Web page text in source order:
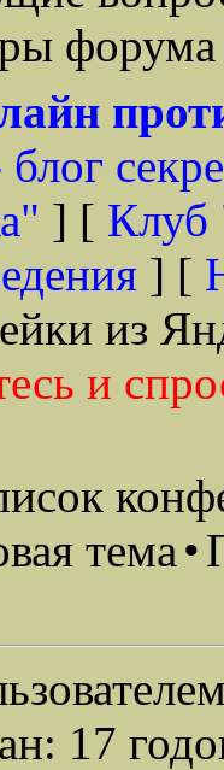
] [ Клуб
] [
из
и
тема•
17